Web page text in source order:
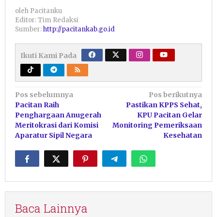
oleh Pacitanku
Editor: Tim Redaksi
Sumber:http://pacitankab.go.id
Ikuti Kami Pada
Navigasi
pos
Pos sebelumnya
Pacitan Raih
Penghargaan Anugerah
Meritokrasi dari Komisi
Aparatur Sipil Negara
Pos berikutnya
Pastikan KPPS Sehat,
KPU Pacitan Gelar
Monitoring Pemeriksaan
Kesehatan
Baca Lainnya